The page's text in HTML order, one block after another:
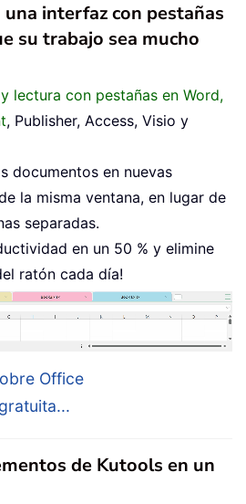
interfaz con pestañas
su trabajo sea mucho
lectura con pestañas en Word,
, Publisher, Access, Visio y
documentos en nuevas
la misma ventana, en lugar de
separadas.
en un 50 % y elimine
ratón cada día!
Office
de Kutools en un